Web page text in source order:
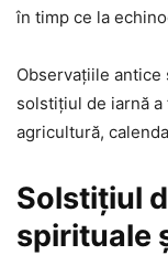
în timp ce la
Observațiile antice
solstițiul de iarnă
agricultură,
Solstiţiul
spirituale